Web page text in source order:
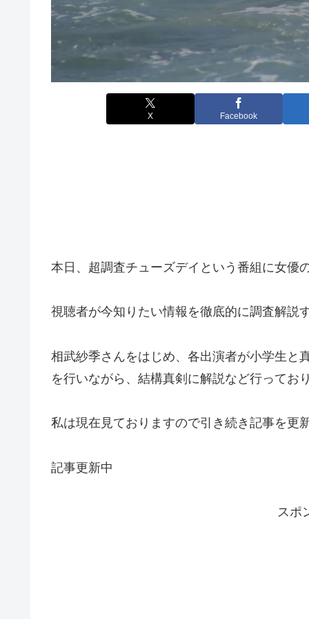
X Facebook
本日、超調査チューズデイという番組に女優
視聴者が今知りたい情報を徹底的に調査解説
相武紗季さんをはじめ、各出演者が小学生と
を行いながら、結構真剣に解説など行ってお
私は現在見ておりますので引き続き記事を更
記事更新中
スポ